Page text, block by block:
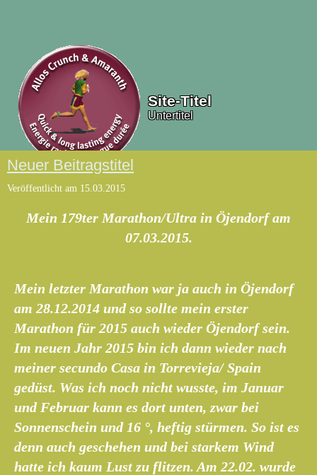
Site-Titel
Untertitel
Neuer Beitragstitel
Veröffentlicht am 15.03.2015
Mein 179ter Marathon/Ultra in Öjendorf am
07.03.2015.
Mein letzter Marathon war ja auch in Öjendorf
am 28.12.2014 und so sollte mein erster
Marathon für 2015 auch wieder Öjendorf sein.
Im neuen Jahr 2015 bin ich dann wieder nach
meiner secundo Casa in Torrevieja/ Spain
gedüst. Was ich noch nicht wusste, im Januar
und Februar kann es dort unten, zwar bei
Sonnenschein und 16 °, heftig stürmen. So ist es
denn auch geschehen und bei starkem Wind
hatte ich kaum Lust zu flitzen. Am 22.02. wurde